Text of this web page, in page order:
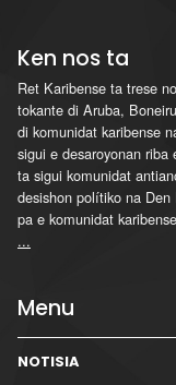
Ken nos ta
Ret Karibense ta trese
tokante di Aruba,
di komunidat karibense
sigui e desaroyonan
ta sigui komunidat
desishon polítiko na
pa e komunidat
...
Menu
NOTISIA